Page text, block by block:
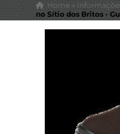
Home»
no Sítio dos Britos -